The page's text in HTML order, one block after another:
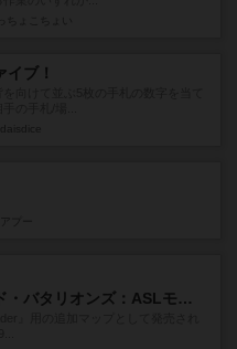
イブ！
ドゥームド・バタリオンズ：ASLモジュール11